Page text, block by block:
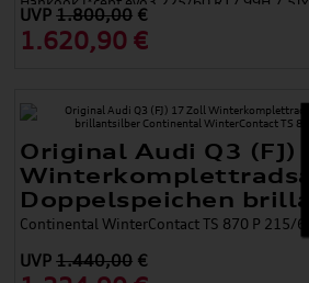
UVP1.800,00 €
1.620,90 €
Original Audi Q3 (FJ)
Doppelspeichen
Continental WinterContact TS 870 P 215/65
UVP1.440,00 €